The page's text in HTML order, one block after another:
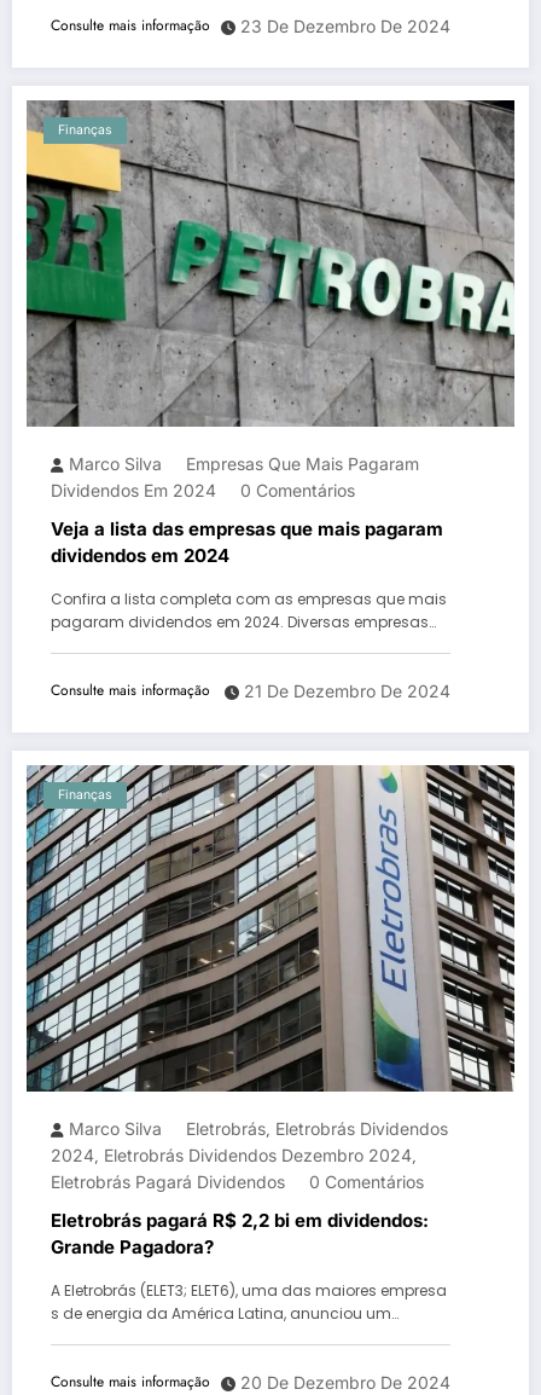
Consulte mais informação 23 De Dezembro De 2024
Finanças
Marco Silva
Empresas Que Mais Pagaram
Dividendos Em 2024
0 Comentários
Veja a lista das empresas que mais pagaram
dividendos em 2024
Confira a lista completa com as empresas que mais
pagaram dividendos em 2024. Diversas empresas…
Consulte mais informação 21 De Dezembro De 2024
Finanças
Marco Silva Eletrobrás, Eletrobrás Dividendos
2024, Eletrobrás Dividendos Dezembro 2024,
Eletrobrás Pagará Dividendos 0 Comentários
Eletrobrás pagará R$ 2,2 bi em dividendos:
Grande Pagadora?
A Eletrobrás (ELET3; ELET6), uma das maiores empresa
s de energia da América Latina, anunciou um…
Consulte mais informação 20 De Dezembro De 2024